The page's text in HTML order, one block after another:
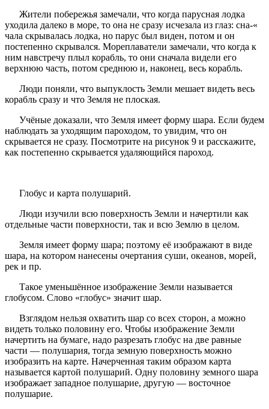
Жители побережья замечали, что когда парусная лодка
уходила далеко в море, то она не сразу исчезала из глаз: сна-«
чала скрывалась лодка, но парус был виден, потом и он
постепенно скрывался. Мореплаватели замечали, что когда к
ним навстречу плыл корабль, то они сначала видели его
верхнюю часть, потом среднюю и, наконец, весь корабль.
Люди поняли, что выпуклость Земли мешает видеть весь
корабль сразу и что Земля не плоская.
Учёные доказали, что Земля имеет форму шара. Если будем
наблюдать за уходящим пароходом, то увидим, что он
скрывается не сразу. Посмотрите на рисунок 9 и расскажите,
как постепенно скрывается удаляющийся пароход.
Глобус и карта полушарий.
Люди изучили всю поверхность Земли и начертили как
отдельные части поверхности, так и всю Землю в целом.
Земля имеет форму шара; поэтому её изображают в виде
шара, на котором нанесены очертания суши, океанов, морей,
рек и пр.
Такое уменьшённое изображение Земли называется
глобусом. Слово «глобус» значит шар.
Взглядом нельзя охватить шар со всех сторон, а можно
видеть только половину его. Чтобы изображение Земли
начертить на бумаге, надо разрезать глобус на две равные
части — полушария, тогда земную поверхность можно
изобразить на карте. Начерченная таким образом карта
называется картой полушарий. Одну половину земного шара
изображает западное полушарие, другую — восточное
полушарие.